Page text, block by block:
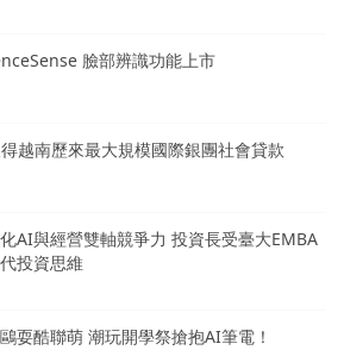
臉部辨識功能上市
越南歷來最大規模國際銀團社會貸款
AI與經營雙軸競爭力 投資長受臺大EMBA
投資思維
耍酷聯萌 潮玩開學祭搶抱AI筆電！